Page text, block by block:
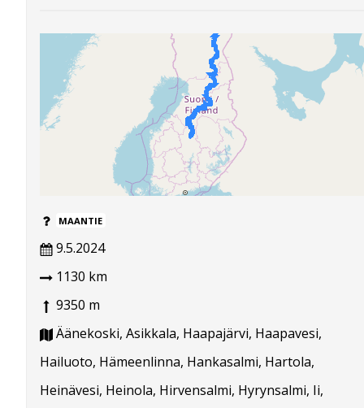
MAANTIE
9.5.2024
1130 km
9350 m
Äänekoski, Asikkala, Haapajärvi, Haapavesi,
Hailuoto, Hämeenlinna, Hankasalmi, Hartola,
Heinävesi, Heinola, Hirvensalmi, Hyrynsalmi, Ii,